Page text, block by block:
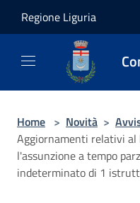
Regione Liguria
Home > Novità >
Aggiornamenti relativi al
l'assunzione a tempo
indeterminato di 1